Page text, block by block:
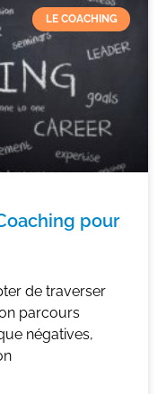
LE COACHING
pour
de traverser
parcours
négatives,